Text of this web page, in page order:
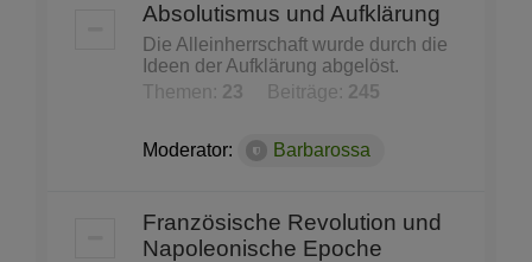
Absolutismus und Aufklärung
Die Alleinherrschaft wurde durch die
Ideen der Aufklärung abgelöst.
Themen: 23 Beiträge: 245
Moderator: Barbarossa
Französische Revolution und
Napoleonische Epoche